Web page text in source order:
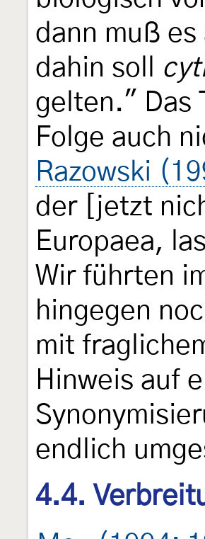
dann muß
dahin soll
gelten." Das
Folge auch
Razowski
der [jetzt
Europaea,
Wir führten
hingegen
mit
Hinweis auf
endlich
4.4.